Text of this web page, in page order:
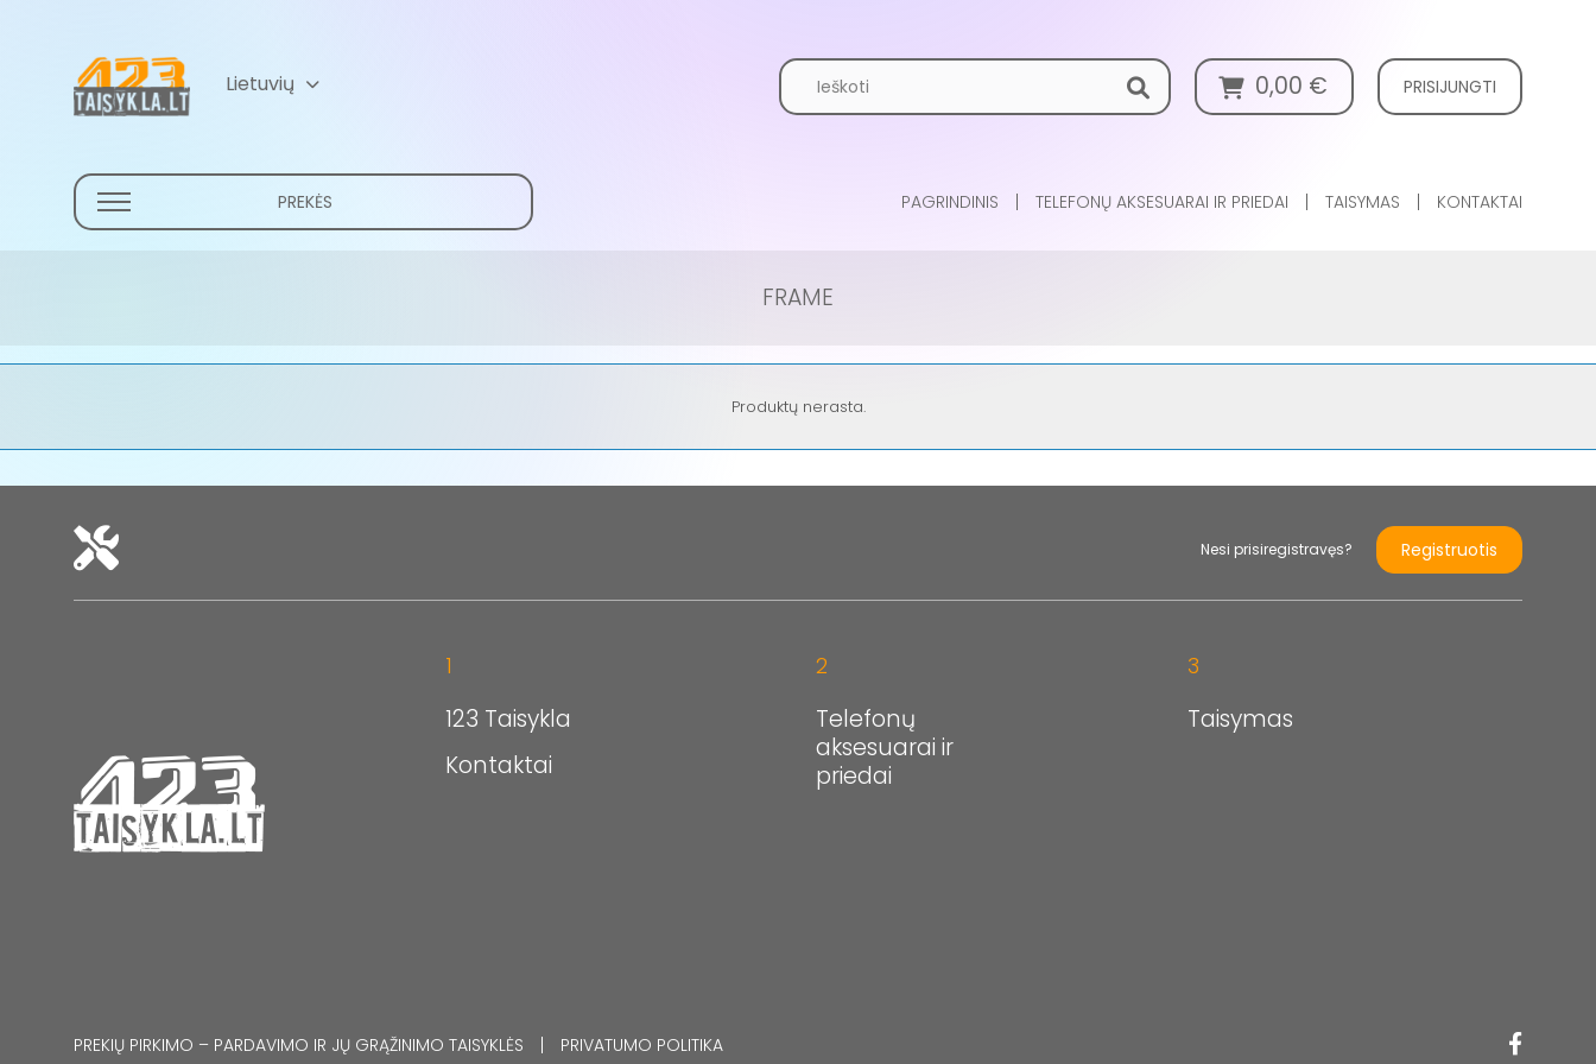
Lietuvių
0,00 € PRISIJUNGTI
PREKĖS PAGRINDINIS TELEFONŲ AKSESUARAI IR PRIEDAI TAISYMAS KONTAKTAI
FRAME
Produktų nerasta.
Nesi prisiregistravęs? Registruotis
1
123 Taisykla
Kontaktai
2
Telefonų
aksesuarai ir
priedai
3
Taisymas
PREKIŲ PIRKIMO – PARDAVIMO IR JŲ GRĄŽINIMO TAISYKLĖS PRIVATUMO POLITIKA